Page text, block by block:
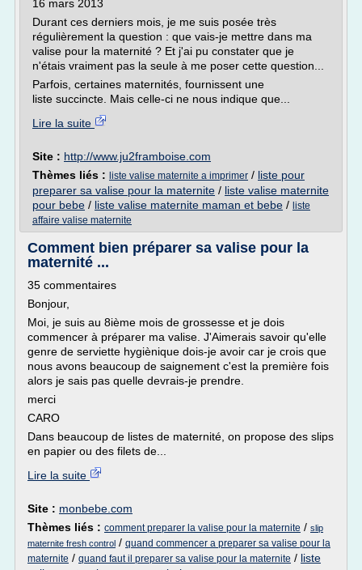
16 mars 2013
Durant ces derniers mois, je me suis posée très
régulièrement la question : que vais-je mettre dans ma
valise pour la maternité ? Et j'ai pu constater que je
n'étais vraiment pas la seule à me poser cette question...
Parfois, certaines maternités, fournissent une
liste succincte. Mais celle-ci ne nous indique que...
Lire la suite
Site : http://www.ju2framboise.com
Thèmes liés : liste valise maternite a imprimer / liste pour
preparer sa valise pour la maternite / liste valise maternite
pour bebe / liste valise maternite maman et bebe / liste
affaire valise maternite
Comment bien préparer sa valise pour la
maternité ...
35 commentaires
Bonjour,
Moi, je suis au 8ième mois de grossesse et je dois
commencer à préparer ma valise. J'Aimerais savoir qu'elle
genre de serviette hygiènique dois-je avoir car je crois que
nous avons beaucoup de saignement c'est la première fois
alors je sais pas quelle devrais-je prendre.
merci
CARO
Dans beaucoup de listes de maternité, on propose des slips
en papier ou des filets de...
Lire la suite
Site : monbebe.com
Thèmes liés : comment preparer la valise pour la maternite / slip
maternite fresh control / quand commencer a preparer sa valise pour la
maternite / quand faut il preparer sa valise pour la maternite / liste